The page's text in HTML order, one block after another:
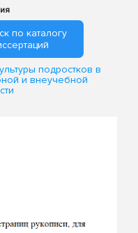
по каталогу
подростков в
и внеучебной